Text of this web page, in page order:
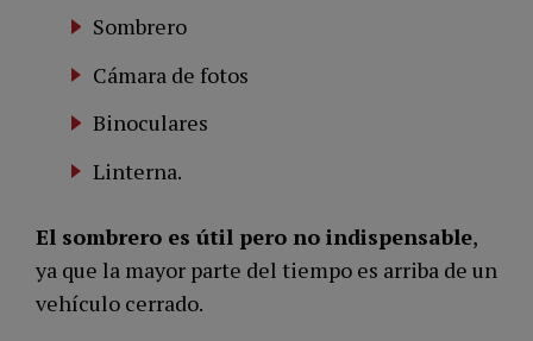
Sombrero
Cámara de fotos
Binoculares
Linterna.
El sombrero es útil pero no indispensable,
ya que la mayor parte del tiempo es arriba de un
vehículo cerrado.